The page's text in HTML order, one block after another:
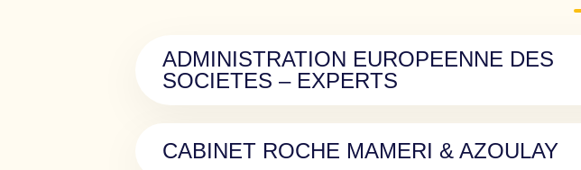
ADMINISTRATION EUROPEENNE DES
SOCIETES – EXPERTS
CABINET ROCHE MAMERI & AZOULAY